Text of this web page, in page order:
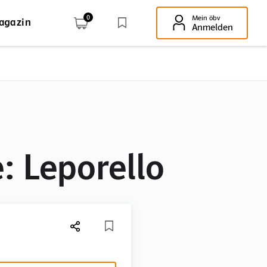
Taste! 0 Mein öbv
Anmelden
Leporello